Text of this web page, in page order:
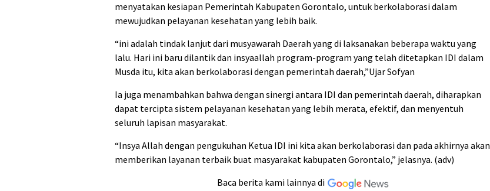
menyatakan kesiapan Pemerintah Kabupaten Gorontalo, untuk berkolaborasi dalam
mewujudkan pelayanan kesehatan yang lebih baik.
“ini adalah tindak lanjut dari musyawarah Daerah yang di laksanakan beberapa waktu yang
lalu. Hari ini baru dilantik dan insyaallah program-program yang telah ditetapkan IDI dalam
Musda itu, kita akan berkolaborasi dengan pemerintah daerah,”Ujar Sofyan
Ia juga menambahkan bahwa dengan sinergi antara IDI dan pemerintah daerah, diharapkan
dapat tercipta sistem pelayanan kesehatan yang lebih merata, efektif, dan menyentuh
seluruh lapisan masyarakat.
“Insya Allah dengan pengukuhan Ketua IDI ini kita akan berkolaborasi dan pada akhirnya akan
memberikan layanan terbaik buat masyarakat kabupaten Gorontalo,” jelasnya. (adv)
Baca berita kami lainnya di